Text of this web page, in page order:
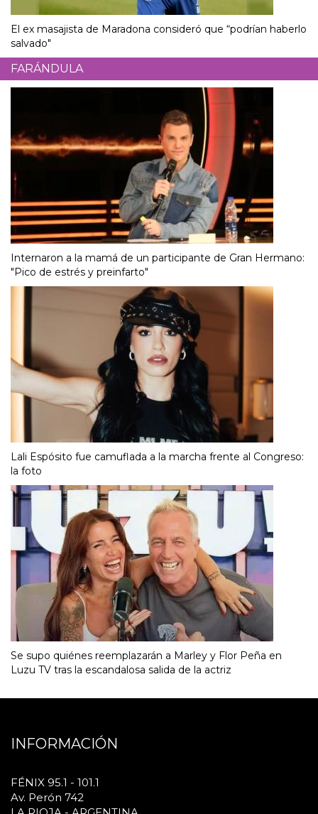
El ex masajista de Maradona consideró que “podrían haberlo
salvado"
FARÁNDULA
Internaron a la mamá de un participante de Gran Hermano:
"Pico de estrés y preinfarto"
Lali Espósito fue camuflada a la marcha frente al Congreso:
la foto
Se supo quiénes reemplazarán a Marley y Flor Peña en
Luzu TV tras la escandalosa salida de la actriz
INFORMACIÓN
FÉNIX 95.1 - 101.1
Av. Perón 742